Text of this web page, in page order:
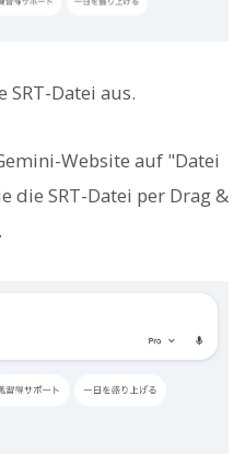
SRT-Datei aus.
Website auf "Datei
die SRT-Datei per Drag &